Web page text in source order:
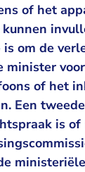
of het
om de
minister
of het
Een
is
ministeriële